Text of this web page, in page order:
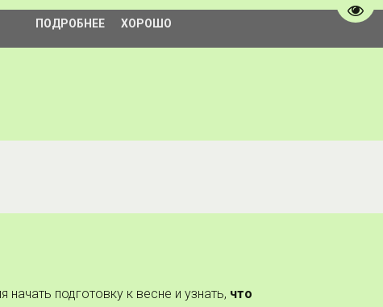
подготовку к весне и узнать, что
ПОДРОБНЕЕ ХОРОШО